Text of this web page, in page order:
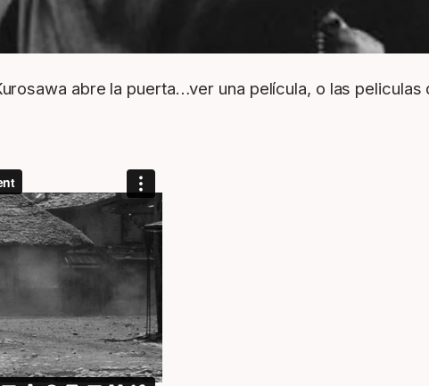
abre la puerta…ver una película, o las